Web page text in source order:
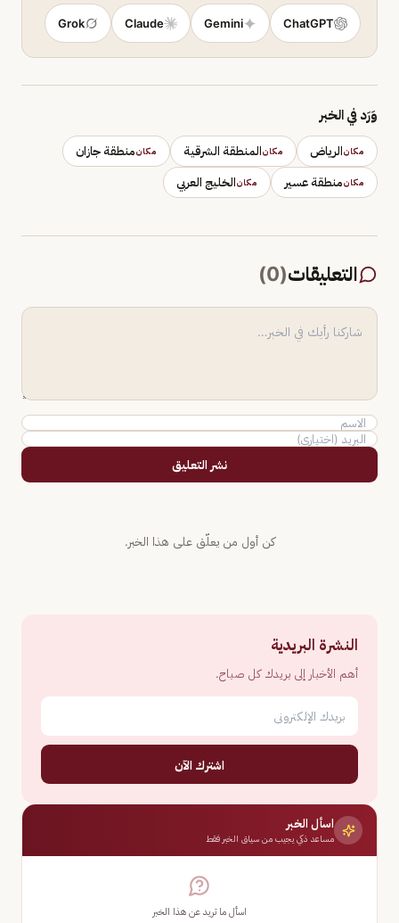
ChatGPT
Gemini
Claude
Grok
وَرَد في الخبر
مكانالرياض مكانالمنطقة الشرقية مكانمنطقة جازان
مكانمنطقة عسير مكانالخليج العربي
التعليقات(
0
)
نشر التعليق
كن أول من يعلّق على هذا الخبر.
النشرة البريدية
أهم الأخبار إلى بريدك كل صباح.
اشترك الآن
اسأل الخبر
مساعد ذكي يجيب من سياق الخبر فقط
اسأل ما تريد عن هذا الخبر